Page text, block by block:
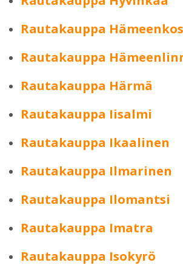
Rautakauppa
Rautakauppa
Rautakauppa Härmä
Rautakauppa Iisalmi
Rautakauppa Ikaalinen
Rautakauppa Ilmarinen
Rautakauppa Ilomantsi
Rautakauppa Imatra
Rautakauppa Isokyrö